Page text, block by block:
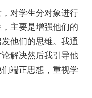
对学生分对象进行
主要是增强他们的
他们的思维。我通
解决然后我引导他
端正思想，重视学